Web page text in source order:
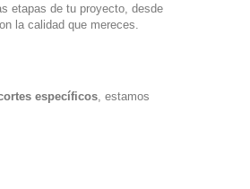
etapas de tu proyecto, desde
la calidad que mereces.
específicos, estamos